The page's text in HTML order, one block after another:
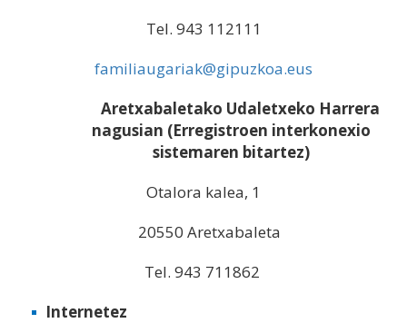
Tel. 943 112111
familiaugariak@gipuzkoa.eus
Aretxabaletako Udaletxeko Harrera
nagusian (Erregistroen interkonexio
sistemaren bitartez)
Otalora kalea, 1
20550 Aretxabaleta
Tel. 943 711862
Internetez